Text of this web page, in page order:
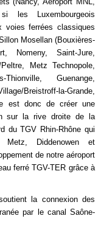
les Luxembourgeois
voies ferrées classiques
Mosellan (Bouxières-
Nomeny, Saint-Jure,
Metz Technopole,
Thionville, Guenange,
Breistroff-la-Grande,
est donc de créer une
sur la rive droite de la
du TGV Rhin-Rhône qui
Metz, Diddenowen et
de notre aéroport
ferré TGV-TER grâce à
la connexion des
par le canal Saône-